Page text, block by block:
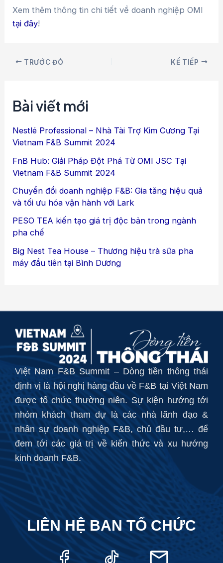
Xem thêm thông tin chi tiết về doanh nghiệp OMI
tại đây!
TRƯỚC ĐÓ KẾ TIẾP
Bài viết mới
Nestlé Professional – Nhà Tài Trợ Kim Cương Tại
Vietnam F&B Summit 2024
FnB Hub: Giải Pháp Đột Phá Từ OMI JSC Tại
Vietnam F&B Summit 2024
Chuyển đổi doanh nghiệp F&B: Gia tăng hiệu quả
và tối ưu hóa vận hành với Lark
PESO TEA kiến tạo giá trị độc bản trong ngành
pha chế
Big Nest Tea House – Thương hiệu trà sữa pha
máy đầu tiên tại Bình Dương
Việt Nam F&B Summit – Dòng tiền thông thái
định vị là hội nghị hàng đầu về F&B tại Việt Nam
được tổ chức thường niên. Sự kiện hướng tới
nhóm khách tham dự là các nhà lãnh đạo &
nhân sự doanh nghiệp F&B, chủ đầu tư,… để
đem tới các giá trị về kiến thức và xu hướng
kinh doanh F&B.
LIÊN HỆ BAN TỔ CHỨC